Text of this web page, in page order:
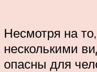
Несмотря на
несколькими
опасны для